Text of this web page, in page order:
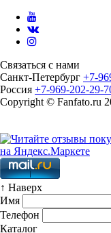
Связаться с нами
Санкт-Петербург +7-
Россия +7-969-202-29-
Copyright © Fanfato.ru
↑ Наверх
Имя
Телефон
Каталог